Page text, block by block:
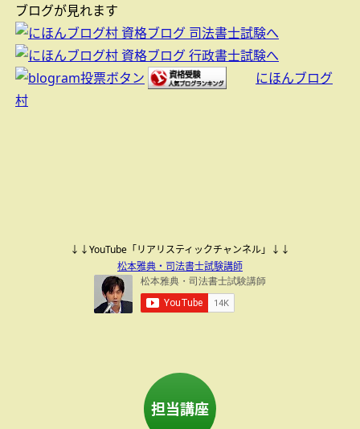
ブログが見れます
にほんブログ
村
↓↓YouTube「リアリスティックチャンネル」↓↓
松本雅典・司法書士試験講師
担当講座